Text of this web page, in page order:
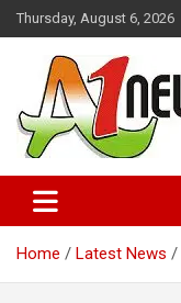
Skip
to
content
Thursday, August 6, 2026
A1news.in
Home Latest News